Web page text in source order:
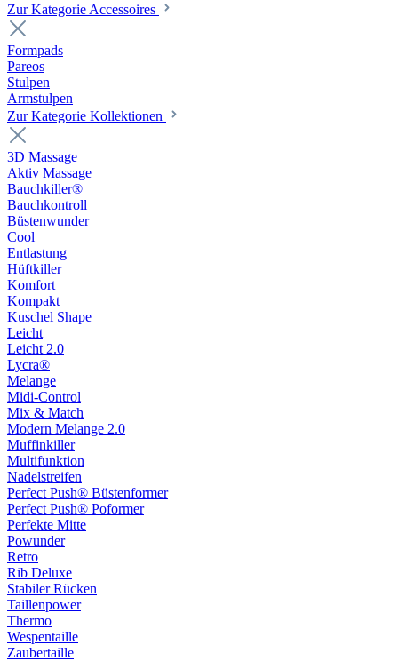
Zur Kategorie Accessoires
Formpads
Pareos
Stulpen
Armstulpen
Zur Kategorie Kollektionen
3D Massage
Aktiv Massage
Bauchkiller®
Bauchkontroll
Büstenwunder
Cool
Entlastung
Hüftkiller
Komfort
Kompakt
Kuschel Shape
Leicht
Leicht 2.0
Lycra®
Melange
Midi-Control
Mix & Match
Modern Melange 2.0
Muffinkiller
Multifunktion
Nadelstreifen
Perfect Push® Büstenformer
Perfect Push® Poformer
Perfekte Mitte
Powunder
Retro
Rib Deluxe
Stabiler Rücken
Taillenpower
Thermo
Wespentaille
Zaubertaille